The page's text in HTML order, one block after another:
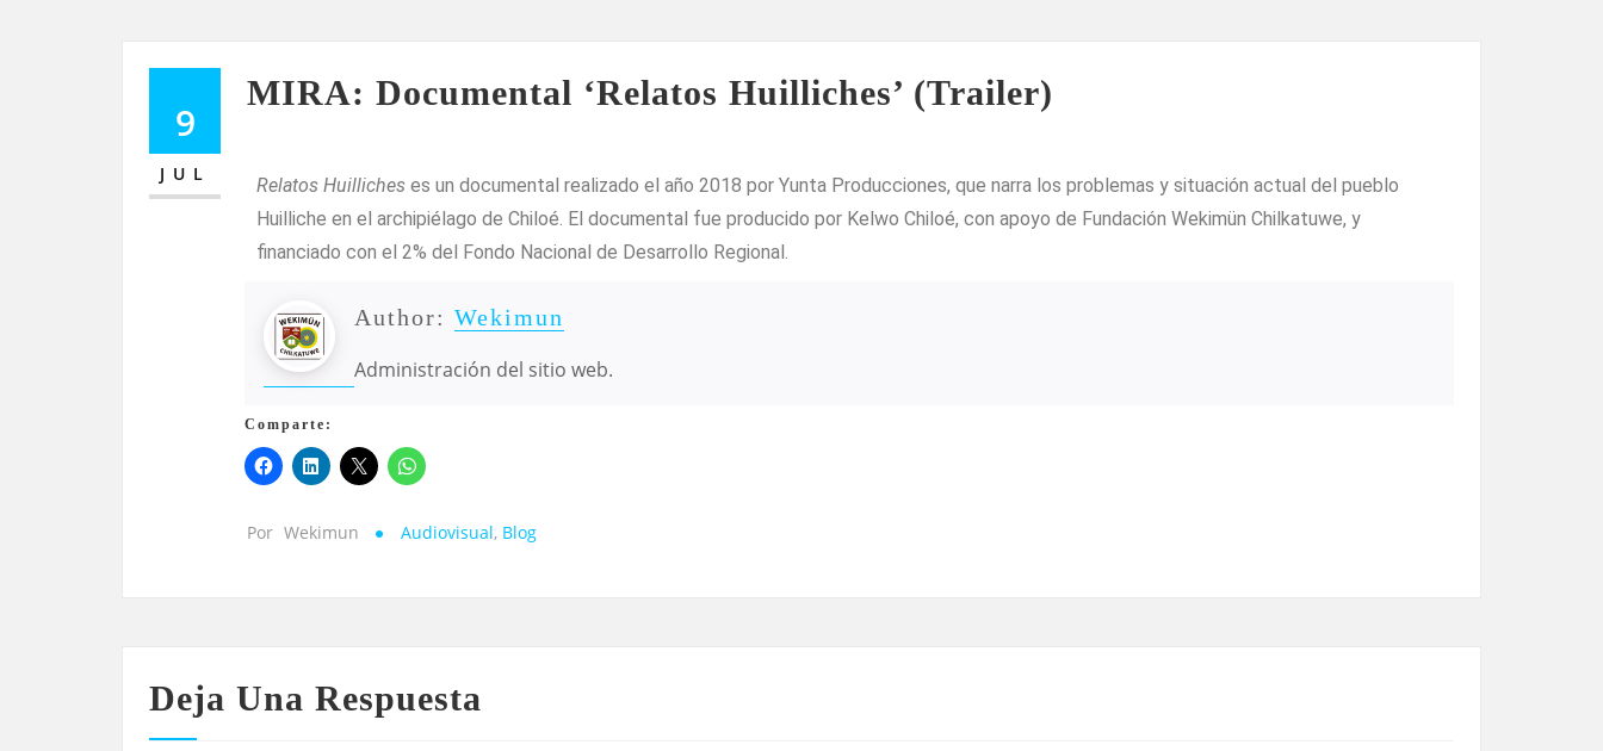
9
JUL
MIRA: Documental ‘Relatos Huilliches’ (Trailer)
Relatos Huilliches es un documental realizado el año 2018 por Yunta Producciones, que narra los problemas y situación actual del pueblo
Huilliche en el archipiélago de Chiloé. El documental fue producido por Kelwo Chiloé, con apoyo de Fundación Wekimün Chilkatuwe, y
financiado con el 2% del Fondo Nacional de Desarrollo Regional.
Author: Wekimun
Administración del sitio web.
Comparte:
Por Wekimun Audiovisual, Blog
Deja Una Respuesta